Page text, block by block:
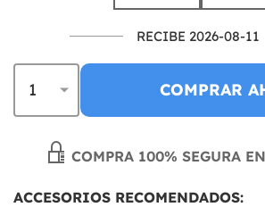
RECIBE 2026-08-11
COMPRAR
COMPRA 100% SEGURA
ACCESORIOS RECOMENDADOS: